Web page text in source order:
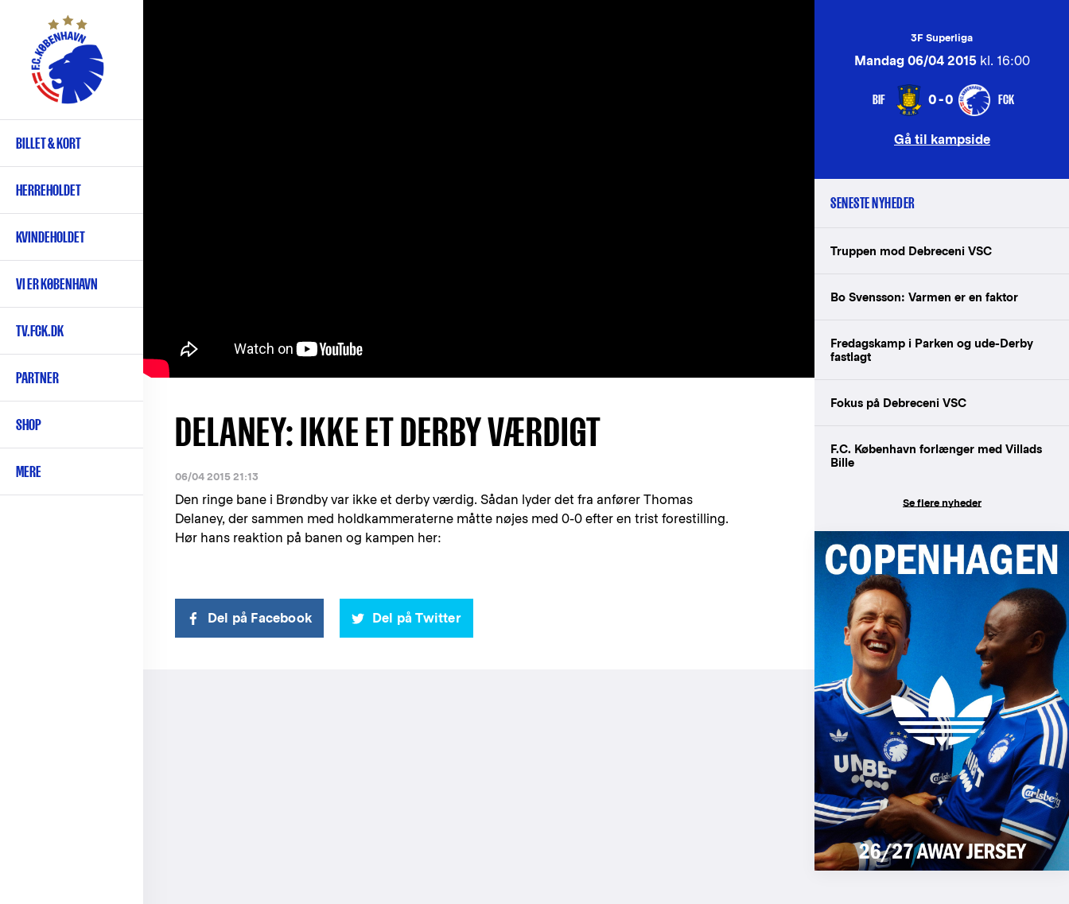
hovedindhold
Primær
navigation
BILLET & KORT
HERREHOLDET
KVINDEHOLDET
VI ER KØBENHAVN
TV.FCK.DK
PARTNER
SHOP
MERE
DELANEY: IKKE ET DERBY VÆRDIGT
06/04 2015 21:13
Den ringe bane i Brøndby var ikke et derby værdig. Sådan lyder det fra anfører Thomas
Delaney, der sammen med holdkammeraterne måtte nøjes med 0-0 efter en trist forestilling.
Hør hans reaktion på banen og kampen her:
Del på Facebook Del på Twitter
3F Superliga
Mandag 06/04 2015kl. 16:00
BIF 0-0 FCK
Gå til kampside
SENESTE NYHEDER
Truppen mod Debreceni VSC
Bo Svensson: Varmen er en faktor
Fredagskamp i Parken og ude-Derby
fastlagt
Fokus på Debreceni VSC
F.C. København forlænger med Villads
Bille
Se flere nyheder